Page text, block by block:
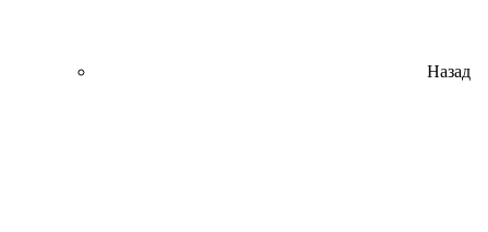
Назад